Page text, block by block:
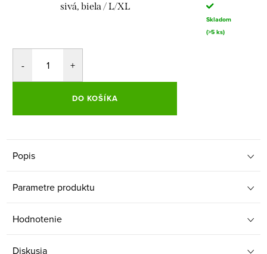
sivá, biela / L/XL
Skladom
(>5 ks)
DO KOŠÍKA
Popis
Parametre produktu
Hodnotenie
Diskusia